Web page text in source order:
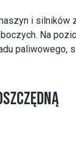
i silników
Na
paliwowego,